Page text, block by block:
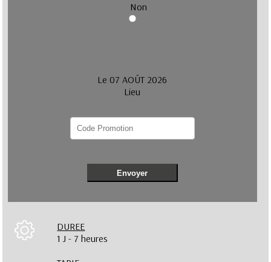
Non
Le 07 AOÛT 2026
Lieu
Envoyer
DUREE
1 J - 7 heures